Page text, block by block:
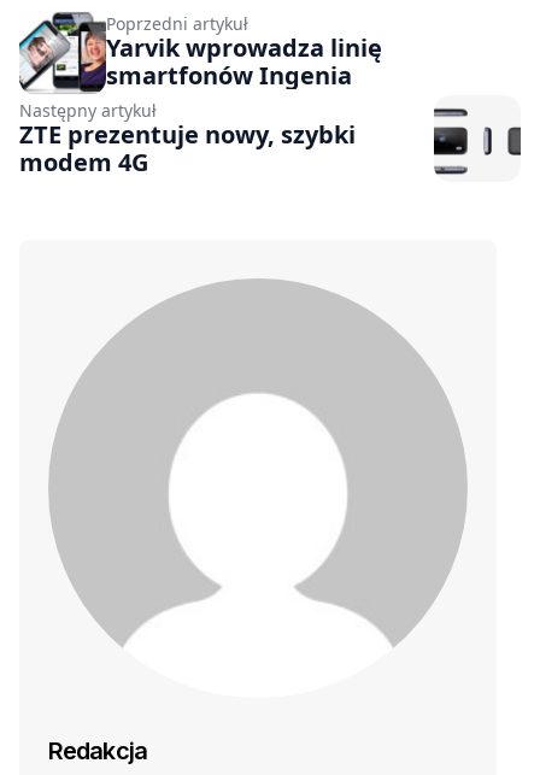
Poprzedni artykuł
Yarvik wprowadza linię
smartfonów Ingenia
Następny artykuł
ZTE prezentuje nowy, szybki
modem 4G
Redakcja